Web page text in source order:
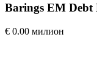
Barings EM Debt
€ 0.00 милион